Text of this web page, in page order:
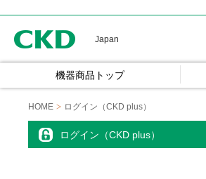
Japan
機器商品トップ
HOME ログイン（CKD plus）
ログイン（CKD plus）